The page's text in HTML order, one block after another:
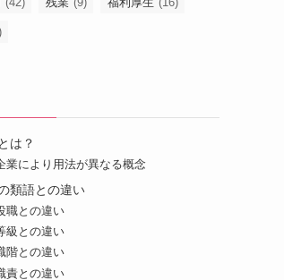
は？
業により用法が異なる概念
類語との違い
職との違い
級との違い
階との違い
責との違い